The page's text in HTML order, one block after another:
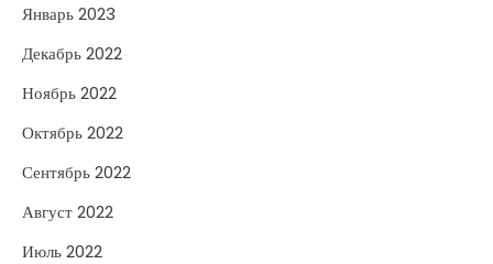
Январь 2023
Декабрь 2022
Ноябрь 2022
Октябрь 2022
Сентябрь 2022
Август 2022
Июль 2022